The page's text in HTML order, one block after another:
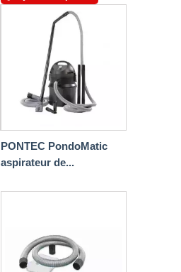
PONTEC PondoMatic
aspirateur de...